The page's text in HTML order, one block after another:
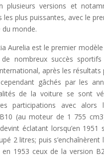
plusieurs versions et
les plus puissantes, avec le
du monde.
Aurelia est le premier
nombreux succès
après les
cependant gâchés par les
de la voiture se sont
participations avec alors
(au moteur de 1 755
éclatant lorsqu’en 1951
2 litres; puis s’enchaînèrent
1953 ceux de la version